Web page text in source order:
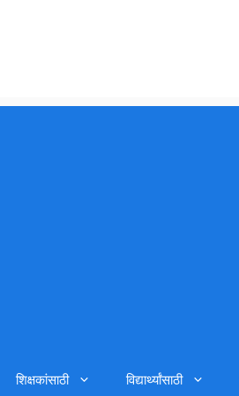
शिक्षकांसाठी विद्यार्थ्यांसाठी